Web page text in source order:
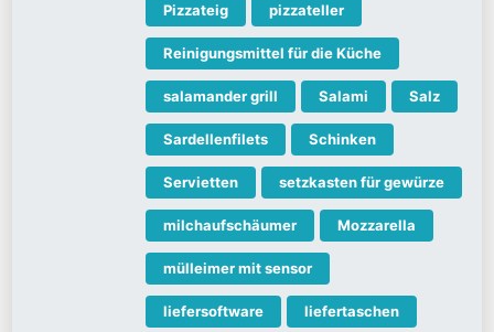
Pizzateig pizzateller
Reinigungsmittel für die Küche
salamander grill Salami Salz
Sardellenfilets Schinken
Servietten setzkasten für gewürze
milchaufschäumer Mozzarella
mülleimer mit sensor
liefersoftware liefertaschen